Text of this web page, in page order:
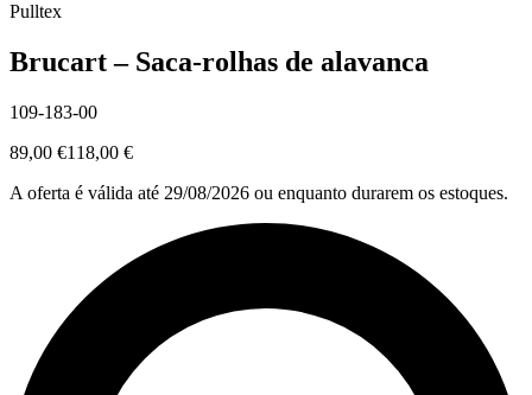
Pulltex
Brucart – Saca-rolhas de alavanca
109-183-00
89,00 €118,00 €
A oferta é válida até 29/08/2026 ou enquanto durarem os estoques.